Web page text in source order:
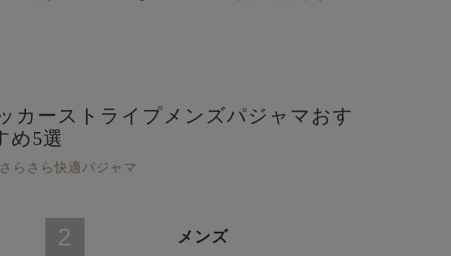
カーストライプメンズパジャマおす
め5選
らさら快適パジャマ
2 メンズ